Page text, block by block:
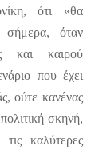
ότι «θα
σήμερα, όταν
και καιρού
που έχει
ούτε κανένας
σκηνή,
καλύτερες